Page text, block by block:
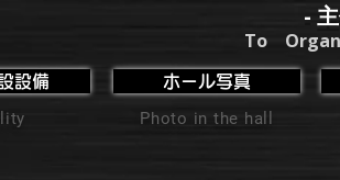
-
To
設備 ホール写真
Photo in the hall